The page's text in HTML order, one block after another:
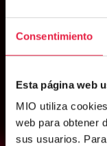
Consentimiento
Esta página web
MIO utiliza
web para obtener
sus usuarios.